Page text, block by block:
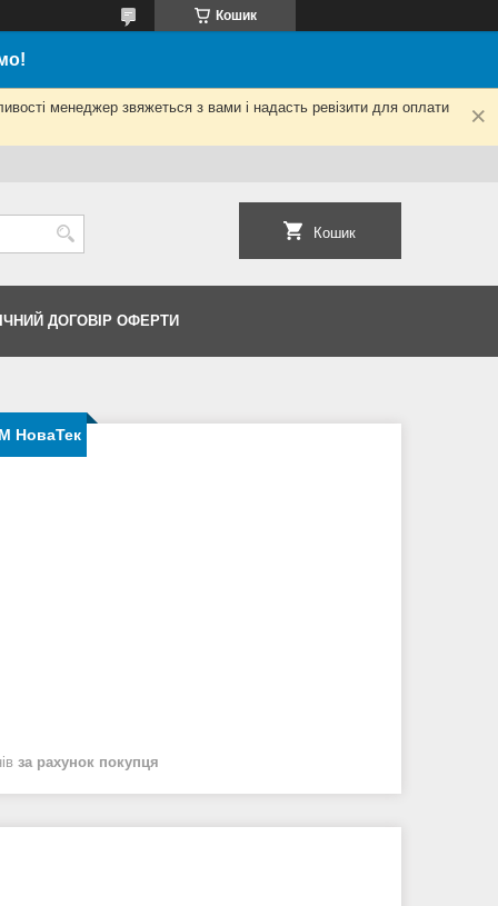
Кошик
менеджер звяжеться з вами і надасть ревізити для оплати
Кошик
ДОГОВІР ОФЕРТИ
НоваТек
за рахунок покупця